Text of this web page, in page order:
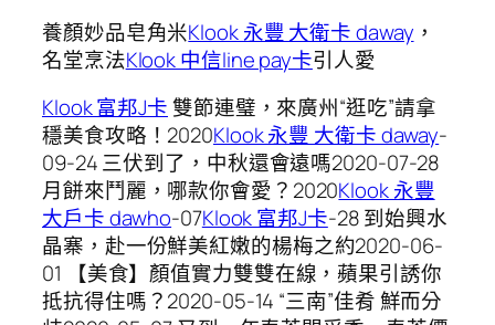
養顏妙品皂角米Klook 永豐 大衛卡 daway ，
名堂烹法Klook 中信line pay卡引人愛
Klook 富邦J卡雙節連璧，來廣州“逛吃”請拿
穩美食攻略！2020Klook 永豐 大衛卡 daway-
09-24 三伏到了，中秋還會遠嗎2020-07-28
月餅來鬥麗，哪款你會愛？2020Klook 永豐
大戶卡 dawho-07Klook 富邦J卡-28 到始興水
晶寨，赴一份鮮美紅嫩的楊梅之約2020-06-
01 【美食】顏值實力雙雙在線，蘋果引誘你
抵抗得住嗎？2020-05-14 “三南”佳肴 鮮而分